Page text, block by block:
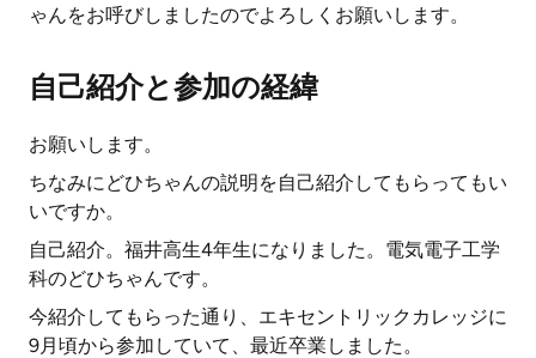
ゃんをお呼びしましたのでよろしくお願いします。
自己紹介と参加の経緯
お願いします。
ちなみにどひちゃんの説明を自己紹介してもらってもい
いですか。
自己紹介。福井高生4年生になりました。電気電子工学
科のどひちゃんです。
今紹介してもらった通り、エキセントリックカレッジに
9月頃から参加していて、最近卒業しました。